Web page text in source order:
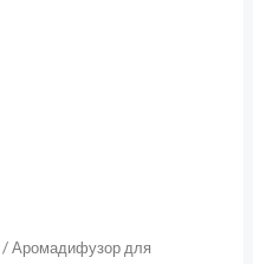
/Аромадифузор для